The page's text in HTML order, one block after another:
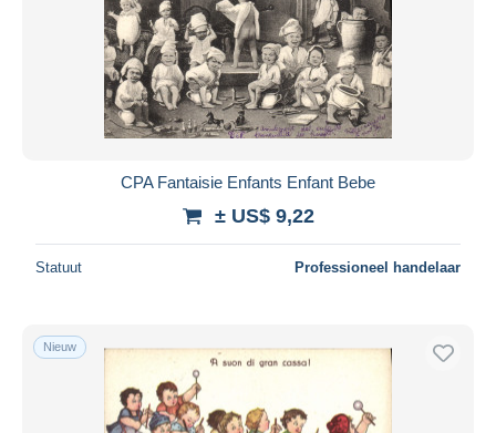
CPA Fantaisie Enfants Enfant Bebe
± US$ 9,22
Statuut Professioneel handelaar
Nieuw